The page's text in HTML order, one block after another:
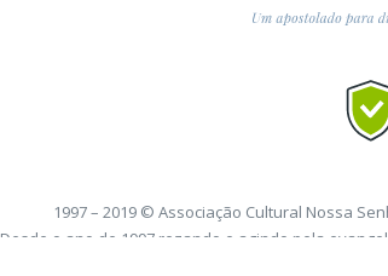
1997 – 2019 © Associação Cultural Nossa
Desde o ano de 1997 rezando e agindo pela